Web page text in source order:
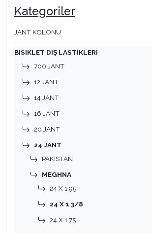
Kategoriler
JANT KOLONU
BISIKLET DIŞ LASTIKLERI
700 JANT
12 JANT
14 JANT
16 JANT
20 JANT
24 JANT
PAKISTAN
MEGHNA
24 X 1.95
24 X 1 3/8
24 X 1.75